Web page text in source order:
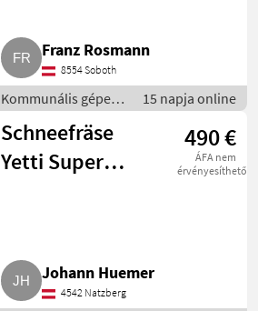
Franz Rosmann
8554 Soboth
Kommunális gépek
/ Hótolók és
hómarók
15 napja online
Schneefräse
Yetti Super
490 €
ÁFA nem
érvényesíthető
Johann Huemer
4542 Natzberg